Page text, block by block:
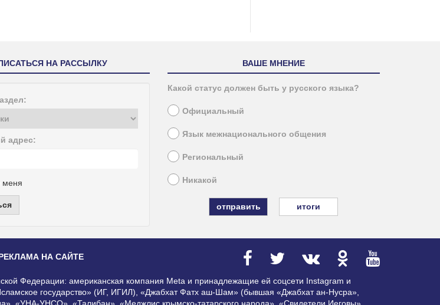
НА РАССЫЛКУ
адрес:
меня
ВАШЕ МНЕНИЕ
Какой статус должен быть у русского языка?
Официальный
Язык межнационального общения
Региональный
Никакой
итоги
НА САЙТЕ
Федерации: американская компания Meta и принадлежащие ей соцсети Instagram и
государство» (ИГ, ИГИЛ), «Джабхат Фатх аш-Шам» (бывшая «Джабхат ан-Нусра»,
«УНА-УНСО», «Талибан», «Меджлис крымско-татарского народа», «Свидетели Иеговы»,